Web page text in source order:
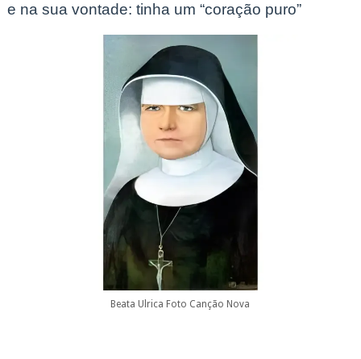
e na sua vontade: tinha um “coração puro”
Beata Ulrica Foto Canção Nova